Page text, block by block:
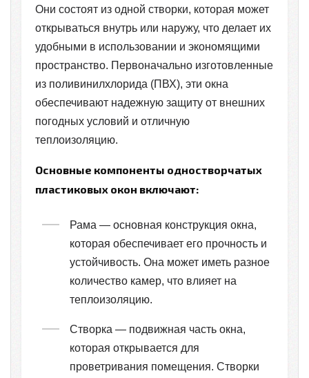
Они состоят из одной створки, которая может
открываться внутрь или наружу, что делает их
удобными в использовании и экономящими
пространство. Первоначально изготовленные
из поливинилхлорида (ПВХ), эти окна
обеспечивают надежную защиту от внешних
погодных условий и отличную
теплоизоляцию.
Основные компоненты одностворчатых
пластиковых окон включают:
Рама — основная конструкция окна,
которая обеспечивает его прочность и
устойчивость. Она может иметь разное
количество камер, что влияет на
теплоизоляцию.
Створка — подвижная часть окна,
которая открывается для
проветривания помещения. Створки